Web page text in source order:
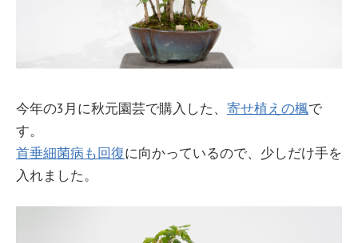
今年の3月に秋元園芸で購入した、 寄せ植えの楓で
す。
首垂細菌病も回復に向かっているので、少しだけ手を
入れました。